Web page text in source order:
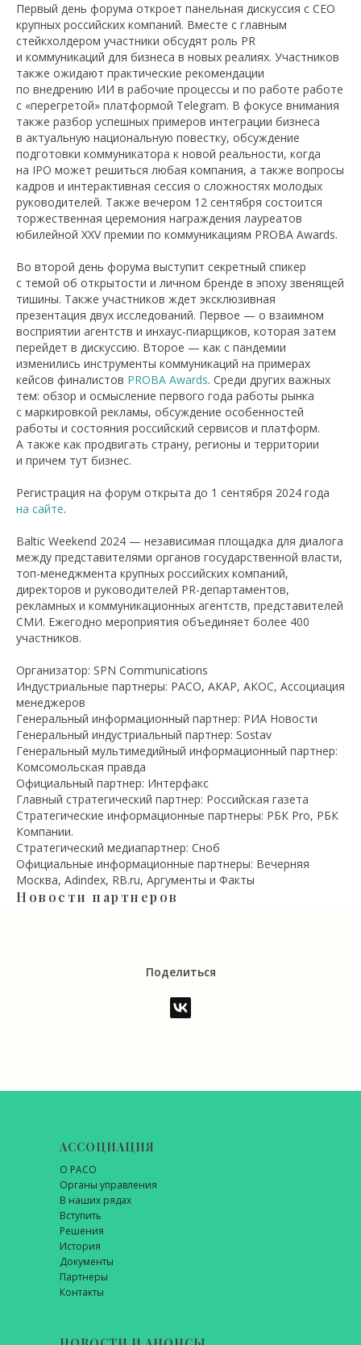
Первый день форума откроет панельная дискуссия с CEO
крупных российских компаний. Вместе с главным
стейкхолдером участники обсудят роль PR
и коммуникаций для бизнеса в новых реалиях. Участников
также ожидают практические рекомендации
по внедрению ИИ в рабочие процессы и по работе работе
с «перегретой» платформой Telegram. В фокусе внимания
также разбор успешных примеров интеграции бизнеса
в актуальную национальную повестку, обсуждение
подготовки коммуникатора к новой реальности, когда
на IPO может решиться любая компания, а также вопросы
кадров и интерактивная сессия о сложностях молодых
руководителей. Также вечером 12 сентября состоится
торжественная церемония награждения лауреатов
юбилейной XXV премии по коммуникациям PROBA Awards.
Во второй день форума выступит секретный спикер
с темой об открытости и личном бренде в эпоху звенящей
тишины. Также участников ждет эксклюзивная
презентация двух исследований. Первое — о взаимном
восприятии агентств и инхаус-пиарщиков, которая затем
перейдет в дискуссию. Второе — как с пандемии
изменились инструменты коммуникаций на примерах
кейсов финалистов PROBA Awards. Среди других важных
тем: обзор и осмысление первого года работы рынка
с маркировкой рекламы, обсуждение особенностей
работы и состояния российский сервисов и платформ.
А также как продвигать страну, регионы и территории
и причем тут бизнес.
Регистрация на форум открыта до 1 сентября 2024 года
на сайте.
Baltic Weekend 2024 — независимая площадка для диалога
между представителями органов государственной власти,
топ-менеджмента крупных российских компаний,
директоров и руководителей PR-департаментов,
рекламных и коммуникационных агентств, представителей
СМИ. Ежегодно мероприятия объединяет более 400
участников.
Организатор: SPN Communications
Индустриальные партнеры: РАСО, АКАР, АКОС, Ассоциация
менеджеров
Генеральный информационный партнер: РИА Новости
Генеральный индустриальный партнер: Sostav
Генеральный мультимедийный информационный партнер:
Комсомольская правда
Официальный партнер: Интерфакс
Главный стратегический партнер: Российская газета
Стратегические информационные партнеры: РБК Pro, РБК
Компании.
Стратегический медиапартнер: Сноб
Официальные информационные партнеры: Вечерняя
Москва, Adindex, RB.ru, Аргументы и Факты
Новости партнеров
Поделиться
АССОЦИАЦИЯ
О РАСО
Органы управления
В наших рядах
Вступить
Решения
История
Документы
Партнеры
Контакты